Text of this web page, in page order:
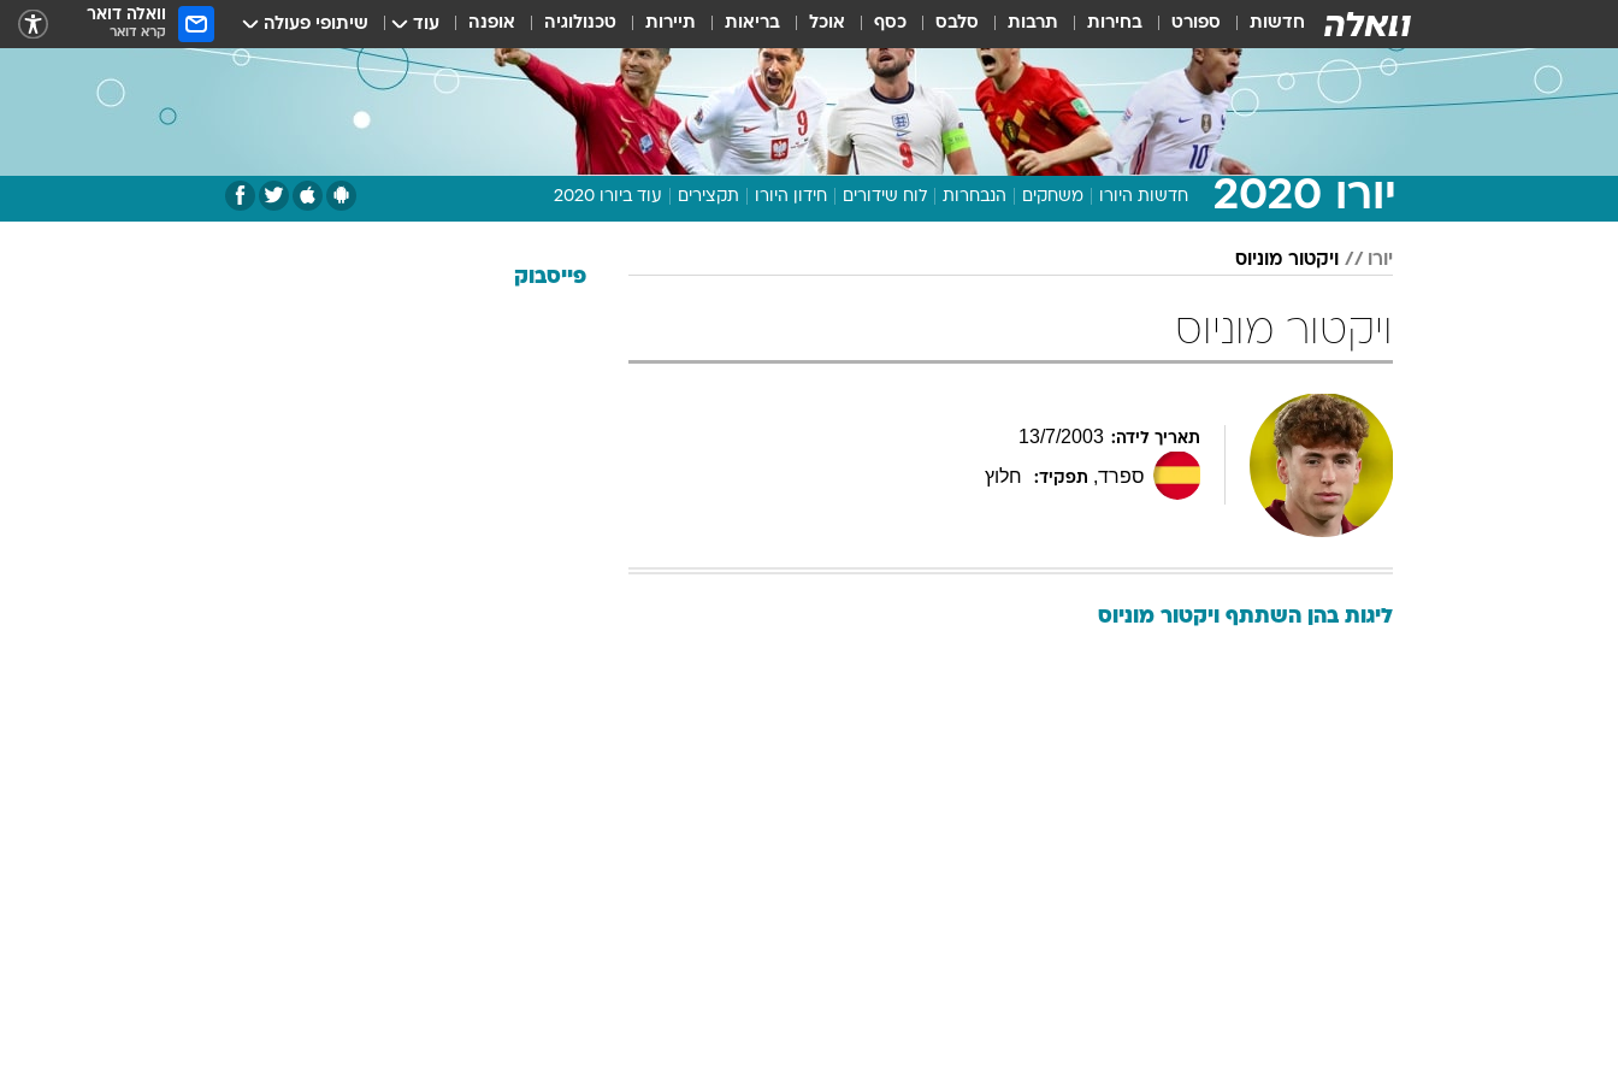
חדשות ספורט בחירות תרבות סלבס כסף אוכל בריאות תיירות טכנולוגיה אופנה עוד שיתופי פעולה וואלה דואר
קרא דואר
יורו 2020 חדשות היורו משחקים הנבחרות לוח שידורים חידון היורו תקצירים עוד ביורו 2020
תכנית היורו
יורו ויקטור מוניוס
ויקטור מוניוס
תאריך לידה: 13/7/2003
ספרד, תפקיד: חלוץ
ליגות בהן השתתף ויקטור מוניוס
פייסבוק